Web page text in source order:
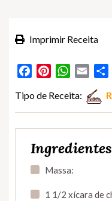
Imprimir Receita
FacebookPinterestWhatsApp
Email
Tipo de Receita:
Ingredientes
Massa:
1 1/2 xícara de